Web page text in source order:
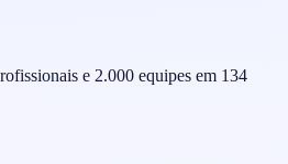
e 2.000 equipes em 134